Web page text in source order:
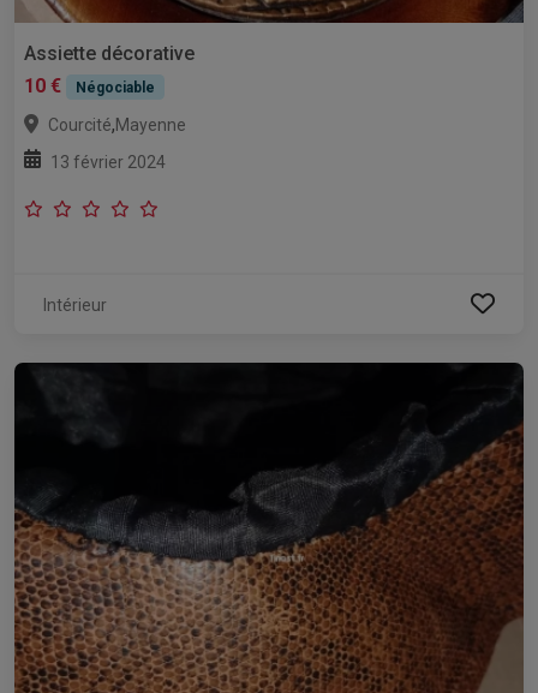
Assiette décorative
10 €
Négociable
Courcité,Mayenne
13 février 2024
Intérieur